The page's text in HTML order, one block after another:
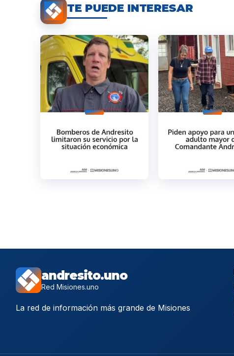
TE PUEDE INTERESAR
andresito.uno
Red Misiones.uno
La red de información más grande de Misiones